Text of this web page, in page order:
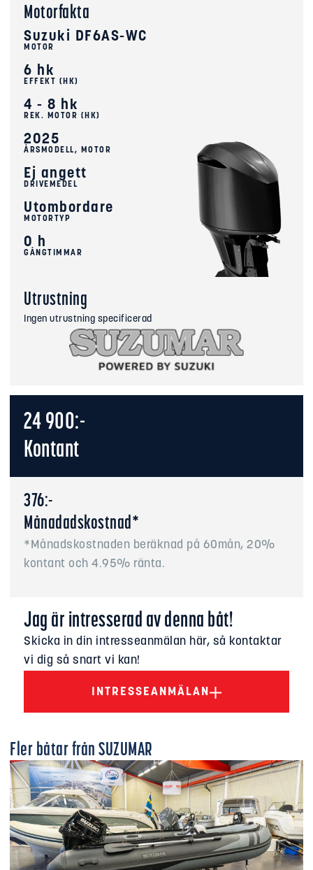
Motorfakta
Suzuki DF6AS-WC
MOTOR
6 hk
EFFEKT (HK)
4 - 8 hk
REK. MOTOR (HK)
2025
ÅRSMODELL, MOTOR
Ej angett
DRIVEMEDEL
Utombordare
MOTORTYP
0 h
GÅNGTIMMAR
Utrustning
Ingen utrustning specificerad
24 900:-
Kontant
376:-
Månadadskostnad*
*Månadskostnaden beräknad på 60mån, 20%
kontant och 4.95% ränta.
Jag är intresserad av denna båt!
Skicka in din intresseanmälan här, så kontaktar
vi dig så snart vi kan!
INTRESSEANMÄLAN
Fler båtar från SUZUMAR